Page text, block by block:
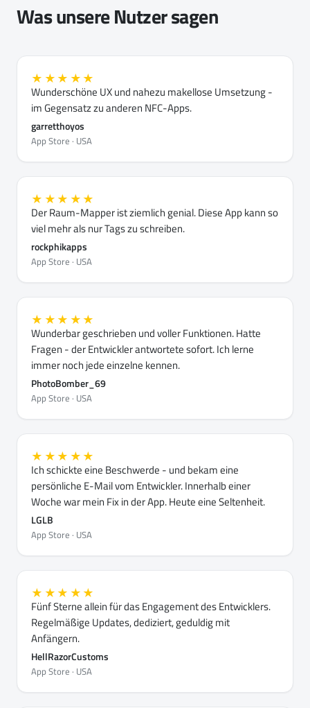
Was unsere Nutzer sagen
★★★★★
Wunderschöne UX und nahezu makellose Umsetzung -
im Gegensatz zu anderen NFC-Apps.
garretthoyos
App Store · USA
★★★★★
Der Raum-Mapper ist ziemlich genial. Diese App kann so
viel mehr als nur Tags zu schreiben.
rockphikapps
App Store · USA
★★★★★
Wunderbar geschrieben und voller Funktionen. Hatte
Fragen - der Entwickler antwortete sofort. Ich lerne
immer noch jede einzelne kennen.
PhotoBomber_69
App Store · USA
★★★★★
Ich schickte eine Beschwerde - und bekam eine
persönliche E-Mail vom Entwickler. Innerhalb einer
Woche war mein Fix in der App. Heute eine Seltenheit.
LGLB
App Store · USA
★★★★★
Fünf Sterne allein für das Engagement des Entwicklers.
Regelmäßige Updates, dediziert, geduldig mit
Anfängern.
HellRazorCustoms
App Store · USA